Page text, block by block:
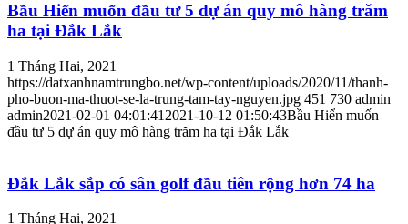
Bầu Hiển muốn đầu tư 5 dự án quy mô hàng trăm
ha tại Đắk Lắk
1 Tháng Hai, 2021
https://datxanhnamtrungbo.net/wp-content/uploads/2020/11/thanh-
pho-buon-ma-thuot-se-la-trung-tam-tay-nguyen.jpg 451 730 admin
admin2021-02-01 04:01:41 2021-10-12 01:50:43Bầu Hiển muốn
đầu tư 5 dự án quy mô hàng trăm ha tại Đắk Lắk
Đắk Lắk sắp có sân golf đầu tiên rộng hơn 74 ha
1 Tháng Hai, 2021